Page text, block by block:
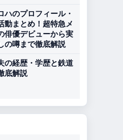
ハのプロフィール・
動まとめ！超特急メ
俳優デビューから実
の噂まで徹底解説
の経歴・学歴と鉄道
底解説